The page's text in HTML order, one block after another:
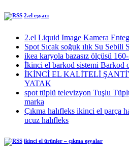
2.el eşyacı
2.el Liquid Image Kamera
Spot Sıcak soğuk ılık Su Sebili
ikea karyola bazasız ölçüsü
İkinci el barkod sistemi Barkod
İKİNCİ EL KALİTELİ
YATAK
spot tüplü televizyon Tuşlu
marka
Çıkma halıfleks ikinci el parça
ucuz halıfleks
ikinci el ürünler – çıkma eşyalar